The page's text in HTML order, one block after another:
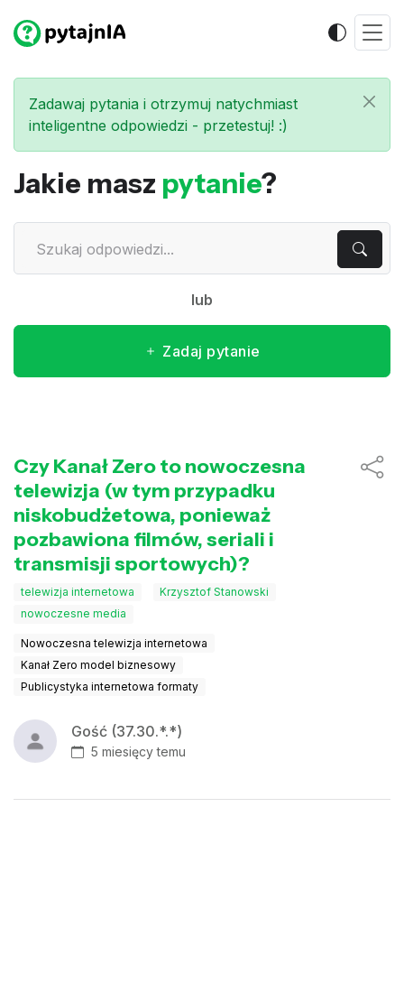
Zadawaj pytania i otrzymuj natychmiast
inteligentne odpowiedzi - przetestuj! :)
Jakie masz pytanie?
lub
Zadaj pytanie
Czy Kanał Zero to nowoczesna
telewizja (w tym przypadku
niskobudżetowa, ponieważ
pozbawiona filmów, seriali i
transmisji sportowych)?
telewizja internetowa
Krzysztof Stanowski
nowoczesne media
Nowoczesna telewizja internetowa
Kanał Zero model biznesowy
Publicystyka internetowa formaty
Gość (37.30.*.*)
5 miesięcy temu